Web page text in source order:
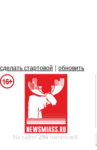
сделать стартовой обновить
На сайте 296 читателей